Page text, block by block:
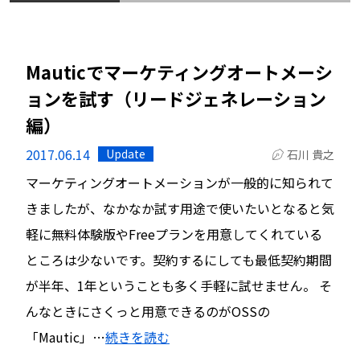
Mauticでマーケティングオートメーシ
ョンを試す（リードジェネレーション
編）
2017.06.14 Update 石川 貴之
マーケティングオートメーションが一般的に知られて
きましたが、なかなか試す用途で使いたいとなると気
軽に無料体験版やFreeプランを用意してくれている
ところは少ないです。契約するにしても最低契約期間
が半年、1年ということも多く手軽に試せません。 そ
んなときにさくっと用意できるのがOSSの
「Mautic」…続きを読む